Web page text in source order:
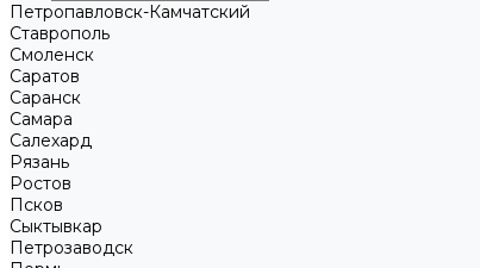
Петропавловск-Камчатский
Ставрополь
Смоленск
Саратов
Саранск
Самара
Салехард
Рязань
Ростов
Псков
Сыктывкар
Петрозаводск